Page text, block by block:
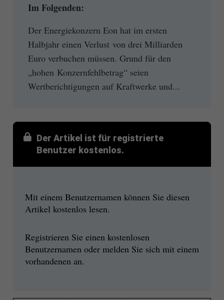
Im Folgenden:
Der Energiekonzern Eon hat im ersten
Halbjahr einen Verlust von drei Milliarden
Euro verbuchen müssen. Grund für den
„hohen Konzernfehlbetrag“ seien
Wertberichtigungen auf Kraftwerke und...
Der Artikel ist für registrierte
Benutzer kostenlos.
Mit einem Benutzernamen können Sie diesen
Artikel kostenlos lesen.
Registrieren Sie einen kostenlosen
Benutzernamen oder melden Sie sich mit einem
vorhandenen an.